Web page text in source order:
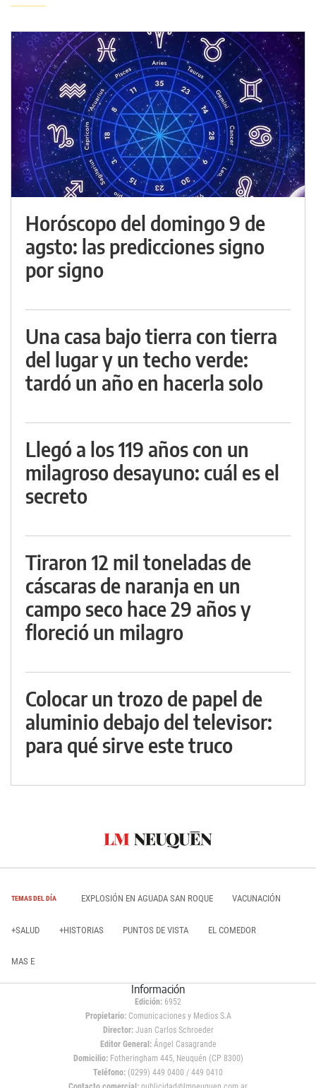
Horóscopo del domingo 9 de
agsto: las predicciones signo
por signo
Una casa bajo tierra con tierra
del lugar y un techo verde:
tardó un año en hacerla solo
Llegó a los 119 años con un
milagroso desayuno: cuál es el
secreto
Tiraron 12 mil toneladas de
cáscaras de naranja en un
campo seco hace 29 años y
floreció un milagro
Colocar un trozo de papel de
aluminio debajo del televisor:
para qué sirve este truco
TEMAS DEL DÍA EXPLOSIÓN EN AGUADA SAN ROQUE VACUNACIÓN
+SALUD +HISTORIAS PUNTOS DE VISTA EL COMEDOR
MAS E
Información
Edición: 6952
Propietario:Comunicaciones y Medios S.A
Director: Juan Carlos Schroeder
Editor General:Ángel Casagrande
Domicilio:Fotheringham 445, Neuquén (CP 8300)
Teléfono: (0299) 449 0400 / 449 0410